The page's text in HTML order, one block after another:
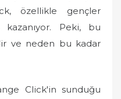
özellikle gençler
kazanıyor. Peki, bu
ve neden bu kadar
Click'in sunduğu